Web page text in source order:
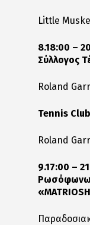
Little
8.18:00 –
Σύλλογος
Roland
Tennis
Roland
9.17:00 –